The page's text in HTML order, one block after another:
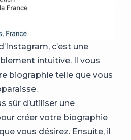
c’est une
intuitive. Il vous
biographie telle que vous
sûr d’utiliser une
créer votre biographie
vous désirez. Ensuite, il